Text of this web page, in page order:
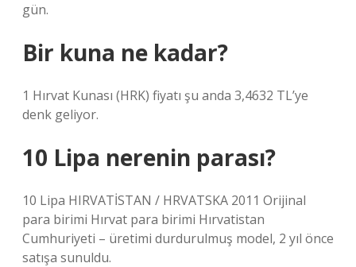
gün.
Bir kuna ne kadar?
1 Hırvat Kunası (HRK) fiyatı şu anda 3,4632 TL’ye
denk geliyor.
10 Lipa nerenin parası?
10 Lipa HIRVATİSTAN / HRVATSKA 2011 Orijinal
para birimi Hırvat para birimi Hırvatistan
Cumhuriyeti – üretimi durdurulmuş model, 2 yıl önce
satışa sunuldu.